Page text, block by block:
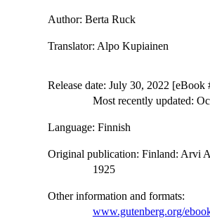
Author: Berta Ruck
Translator: Alpo Kupiainen
Release date: July 30, 2022 [eBook
Most recently updated:
Language: Finnish
Original publication: Finland: Arvi
1925
Other information and formats:
www.gutenberg.org/